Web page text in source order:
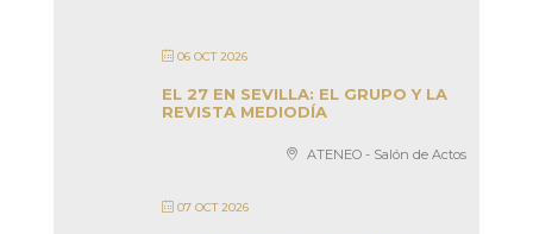
06 OCT 2026
EL 27 EN SEVILLA: EL GRUPO Y LA
REVISTA MEDIODÍA
ATENEO - Salón de Actos
07 OCT 2026